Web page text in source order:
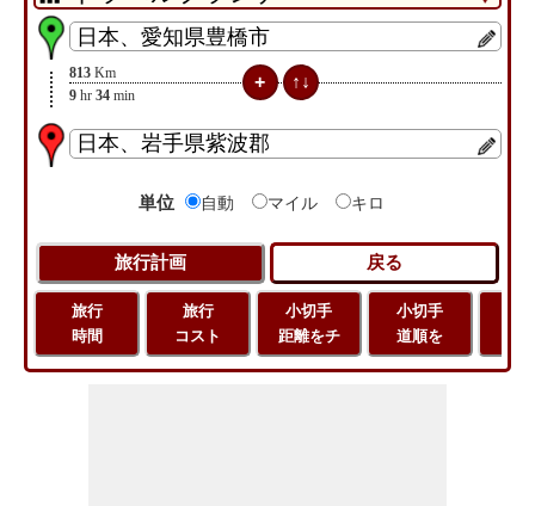
813 Km
9 hr 34 min
単位 自動 マイル キロ
旅行
時間
旅行
コスト
小切手
距離をチ
小切手
道順を